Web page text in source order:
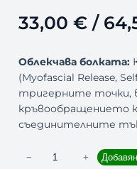
33,00 €/
Облекчава болката:
(Myofascial Release,
тригерните точки,
кръвообращението
съединителните
− +